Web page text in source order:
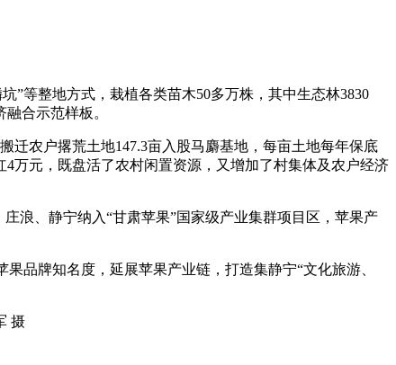
等整地方式，栽植各类苗木50多万株，其中生态林3830
合示范样板。
农户撂荒土地147.3亩入股马麝基地，每亩土地每年保底
万元，既盘活了农村闲置资源，又增加了村集体及农户经济
浪、静宁纳入“甘肃苹果”国家级产业集群项目区，苹果产
牌知名度，延展苹果产业链，打造集静宁“文化旅游、